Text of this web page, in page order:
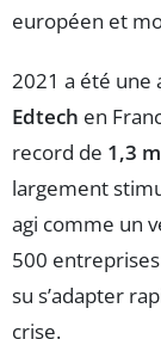
européen et
2021 a été une
Edtech en
record de 1,3
largement
agi comme un
500
su s’adapter
crise.